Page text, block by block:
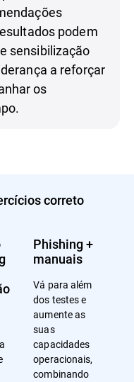
podem
sensibilização
a reforçar
os
correto
Phishing +
manuais
Vá para além
dos testes e
aumente as
suas
capacidades
operacionais,
combinando